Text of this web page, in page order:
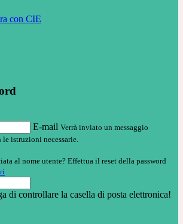
con CIE
E-mail Verrà inviato un messaggio
istruzioni necessarie.
al nome utente? Effettua il reset della password
di controllare la casella di posta elettronica!